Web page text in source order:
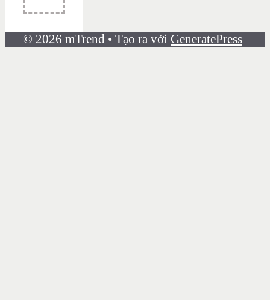
© 2026 mTrend • Tạo ra với GeneratePress